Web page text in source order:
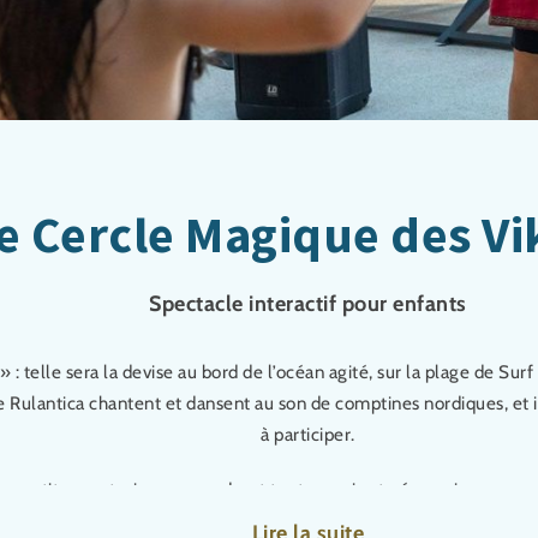
Cercle Magique des
Spectacle interactif pour enfants
: telle sera la devise au bord de l’océan agité, sur la plage de
Rulantica chantent et dansent au son de comptines nordiques,
à participer.
petits aventuriers apprendront tout ce qui est nécessaire pour
ce spectacle participatif pour enfants de 20 minutes. Nous vous
Lire la suite